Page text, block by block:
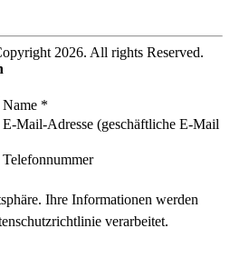
2026. All rights Reserved.
Name *
E-Mail-Adresse (geschäftliche E-Mail
Telefonnummer
Ihre Informationen werden
verarbeitet.